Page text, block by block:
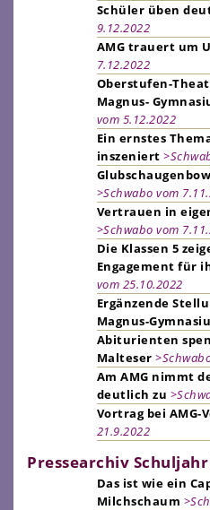
Schüler üben
9.12.2022
AMG trauert um
7.12.2022
Oberstufen-
Magnus-
vom 5.12.2022
Ein ernstes
inszeniert
>Schwabo vom
Vertrauen in
>Schwabo vom
Die Klassen 5
Engagement für
vom 25.10.2022
Ergänzende
Magnus-
Abiturienten
Malteser
Am AMG nimmt
deutlich zu
Vortrag bei AMG-
21.9.2022
Pressearchiv
Das ist wie ein
Milchschaum